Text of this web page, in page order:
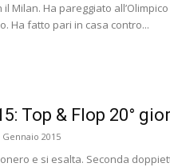
Milan. Ha pareggiato
Ha fatto pari in casa contro...
Top & Flop 20°
Gennaio 2015
e si esalta. Seconda